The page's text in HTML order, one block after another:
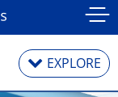
EXPLORE